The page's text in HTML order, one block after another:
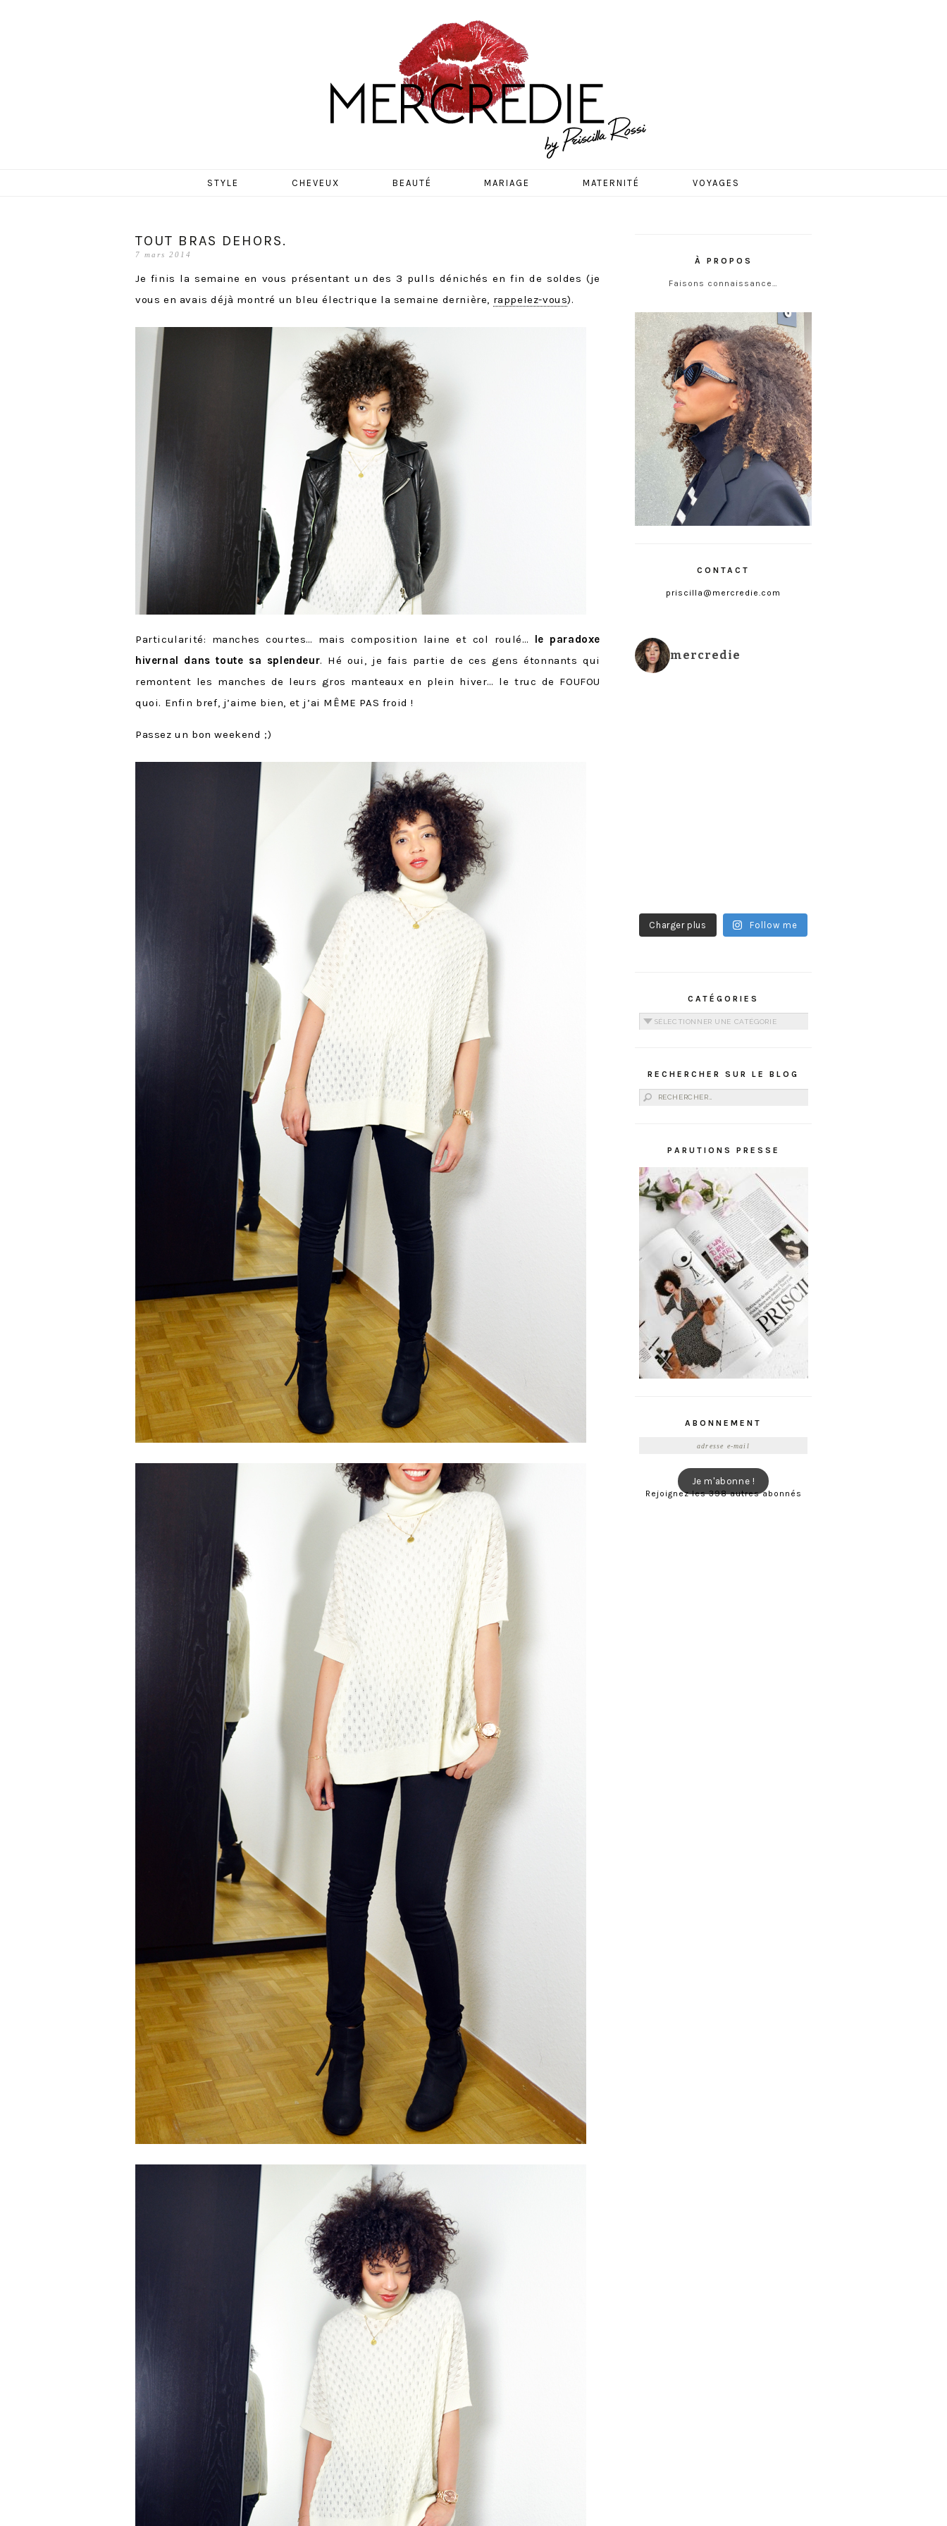
MERCREDIE
STYLE CHEVEUX BEAUTÉ MARIAGE MATERNITÉ VOYAGES
TOUT BRAS DEHORS.
7 mars 2014
Je finis la semaine en vous présentant un des 3 pulls dénichés en fin de soldes (je
vous en avais déjà montré un bleu électrique la semaine dernière, rappelez-vous).
Particularité: manches courtes… mais composition laine et col roulé… le paradoxe
hivernal dans toute sa splendeur. Hé oui, je fais partie de ces gens étonnants qui
remontent les manches de leurs gros manteaux en plein hiver… le truc de FOUFOU
quoi. Enfin bref, j’aime bien, et j’ai MÊME PAS froid !
Passez un bon weekend ;)
À PROPOS
Faisons connaissance…
CONTACT
priscilla@mercredie.com
mercredie
Charger plus Follow me
CATÉGORIES
Catégories
RECHERCHER SUR LE BLOG
Rechercher :
PARUTIONS PRESSE
ABONNEMENT
Je m'abonne !
Rejoignez les 398 autres abonnés